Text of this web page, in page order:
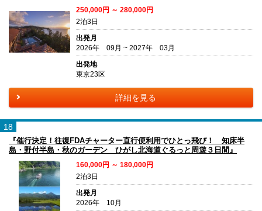
250,000円 ～ 280,000円
2泊3日
出発月
2026年 09月 ~ 2027年 03月
出発地
東京23区
詳細を見る
18
『催行決定！往復FDAチャーター直行便利用でひとっ飛び！ 知床半
島・野付半島・秋のガーデン ひがし北海道ぐるっと周遊３日間』
160,000円 ～ 180,000円
2泊3日
出発月
2026年 10月